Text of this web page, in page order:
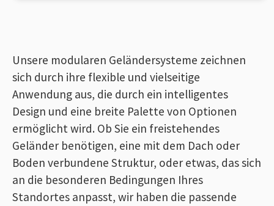
Unsere modularen Geländersysteme zeichnen
sich durch ihre flexible und vielseitige
Anwendung aus, die durch ein intelligentes
Design und eine breite Palette von Optionen
ermöglicht wird. Ob Sie ein freistehendes
Geländer benötigen, eine mit dem Dach oder
Boden verbundene Struktur, oder etwas, das sich
an die besonderen Bedingungen Ihres
Standortes anpasst, wir haben die passende